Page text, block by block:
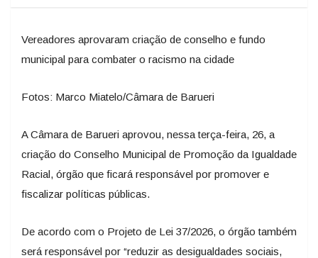
Vereadores aprovaram criação de conselho e fundo
municipal para combater o racismo na cidade
Fotos: Marco Miatelo/Câmara de Barueri
A Câmara de Barueri aprovou, nessa terça-feira, 26, a
criação do Conselho Municipal de Promoção da Igualdade
Racial, órgão que ficará responsável por promover e
fiscalizar políticas públicas.
De acordo com o Projeto de Lei 37/2026, o órgão também
será responsável por “reduzir as desigualdades sociais,